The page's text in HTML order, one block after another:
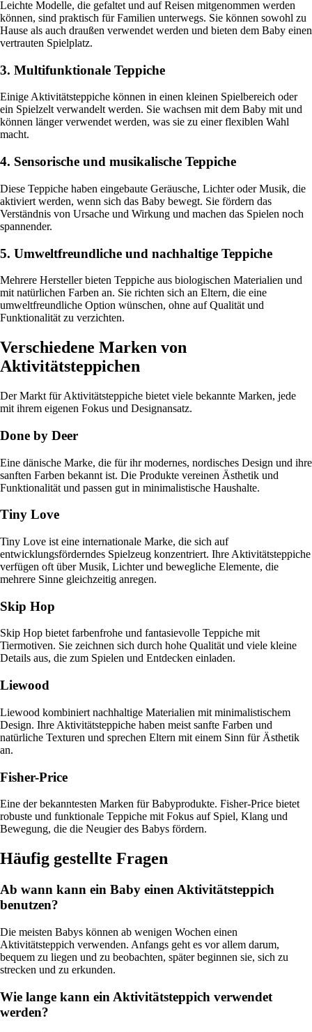
Leichte Modelle, die gefaltet und auf Reisen mitgenommen werden
können, sind praktisch für Familien unterwegs. Sie können sowohl zu
Hause als auch draußen verwendet werden und bieten dem Baby einen
vertrauten Spielplatz.
3. Multifunktionale Teppiche
Einige Aktivitätsteppiche können in einen kleinen Spielbereich oder
ein Spielzelt verwandelt werden. Sie wachsen mit dem Baby mit und
können länger verwendet werden, was sie zu einer flexiblen Wahl
macht.
4. Sensorische und musikalische Teppiche
Diese Teppiche haben eingebaute Geräusche, Lichter oder Musik, die
aktiviert werden, wenn sich das Baby bewegt. Sie fördern das
Verständnis von Ursache und Wirkung und machen das Spielen noch
spannender.
5. Umweltfreundliche und nachhaltige Teppiche
Mehrere Hersteller bieten Teppiche aus biologischen Materialien und
mit natürlichen Farben an. Sie richten sich an Eltern, die eine
umweltfreundliche Option wünschen, ohne auf Qualität und
Funktionalität zu verzichten.
Verschiedene Marken von
Aktivitätsteppichen
Der Markt für Aktivitätsteppiche bietet viele bekannte Marken, jede
mit ihrem eigenen Fokus und Designansatz.
Done by Deer
Eine dänische Marke, die für ihr modernes, nordisches Design und ihre
sanften Farben bekannt ist. Die Produkte vereinen Ästhetik und
Funktionalität und passen gut in minimalistische Haushalte.
Tiny Love
Tiny Love ist eine internationale Marke, die sich auf
entwicklungsförderndes Spielzeug konzentriert. Ihre Aktivitätsteppiche
verfügen oft über Musik, Lichter und bewegliche Elemente, die
mehrere Sinne gleichzeitig anregen.
Skip Hop
Skip Hop bietet farbenfrohe und fantasievolle Teppiche mit
Tiermotiven. Sie zeichnen sich durch hohe Qualität und viele kleine
Details aus, die zum Spielen und Entdecken einladen.
Liewood
Liewood kombiniert nachhaltige Materialien mit minimalistischem
Design. Ihre Aktivitätsteppiche haben meist sanfte Farben und
natürliche Texturen und sprechen Eltern mit einem Sinn für Ästhetik
an.
Fisher-Price
Eine der bekanntesten Marken für Babyprodukte. Fisher-Price bietet
robuste und funktionale Teppiche mit Fokus auf Spiel, Klang und
Bewegung, die die Neugier des Babys fördern.
Häufig gestellte Fragen
Ab wann kann ein Baby einen Aktivitätsteppich
benutzen?
Die meisten Babys können ab wenigen Wochen einen
Aktivitätsteppich verwenden. Anfangs geht es vor allem darum,
bequem zu liegen und zu beobachten, später beginnen sie, sich zu
strecken und zu erkunden.
Wie lange kann ein Aktivitätsteppich verwendet
werden?